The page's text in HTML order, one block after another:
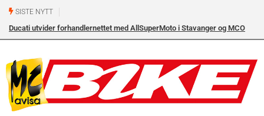
SISTE NYTT
Ducati utvider forhandlernettet med AllSuperMoto i Stavanger og MCO